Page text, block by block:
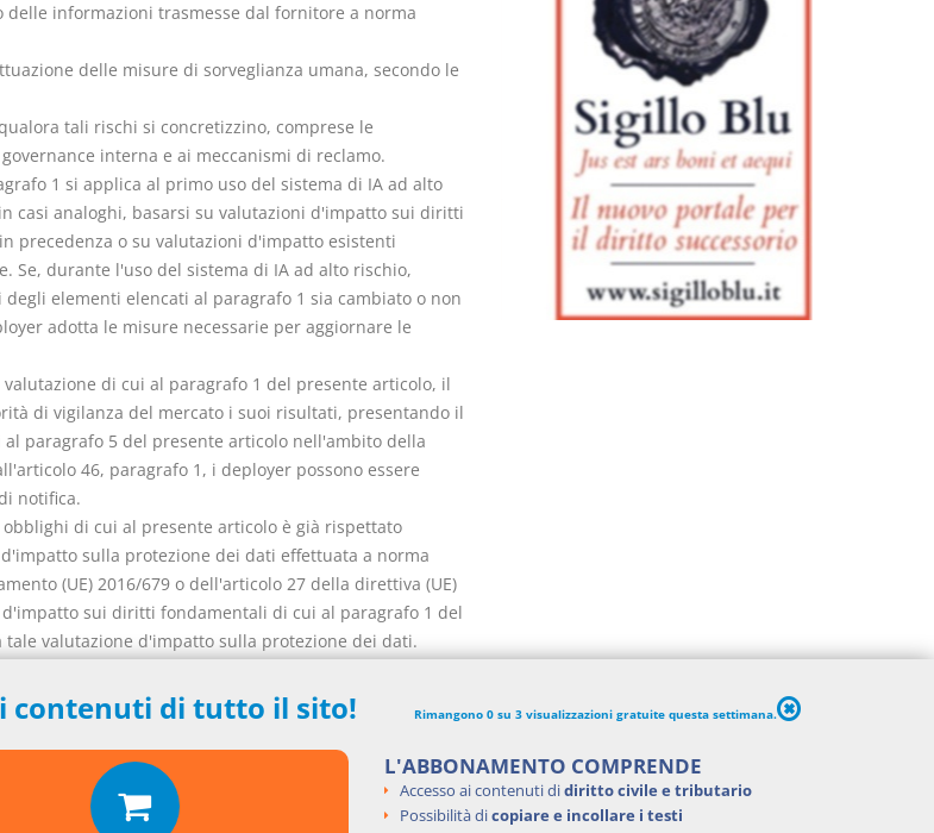
delle informazioni trasmesse dal fornitore a norma
delle misure di sorveglianza umana, secondo le
tali rischi si concretizzino, comprese le
interna e ai meccanismi di reclamo.
1 si applica al primo uso del sistema di IA ad alto
casi analoghi, basarsi su valutazioni d'impatto sui diritti
precedenza o su valutazioni d'impatto esistenti
Se, durante l'uso del sistema di IA ad alto rischio,
elementi elencati al paragrafo 1 sia cambiato o non
adotta le misure necessarie per aggiornare le
di cui al paragrafo 1 del presente articolo, il
di vigilanza del mercato i suoi risultati, presentando il
paragrafo 5 del presente articolo nell'ambito della
46, paragrafo 1, i deployer possono essere
notifica.
di cui al presente articolo è già rispettato
sulla protezione dei dati effettuata a norma
(UE) 2016/679 o dell'articolo 27 della direttiva (UE)
d'impatto sui diritti fondamentali di cui al paragrafo 1 del
valutazione d'impatto sulla protezione dei dati.
per agevolare i deployer nell'adempimento dei loro
articolo in modo semplificato.
contenuti di tutto il sito! Rimangono 0 su 3 visualizzazioni gratuite questa settimana.
L'ABBONAMENTO COMPRENDE
Accesso ai contenuti didiritto civile e tributario
Possibilità dicopiare e incollare i testi